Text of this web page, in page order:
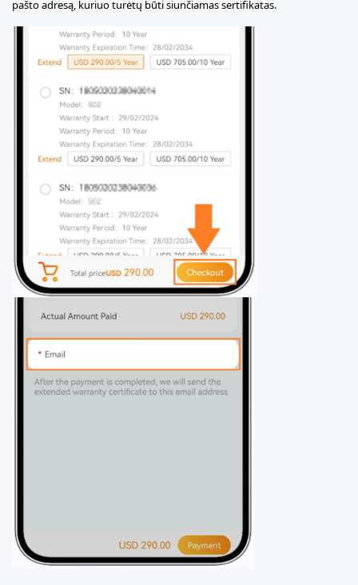
pašto adresą, kuriuo turėtų būti siunčiamas sertifikatas.